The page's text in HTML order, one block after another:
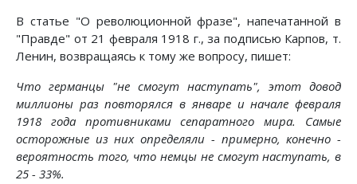
В статье "О революционной фразе", напечатанной в
"Правде" от 21 февраля 1918 г., за подписью Карпов, т.
Ленин, возвращаясь к тому же вопросу, пишет:
Что германцы "не смогут наступать", этот довод
миллионы раз повторялся в январе и начале февраля
1918 года противниками сепаратного мира. Самые
осторожные из них определяли - примерно, конечно -
вероятность того, что немцы не смогут наступать, в
25 - 33%.